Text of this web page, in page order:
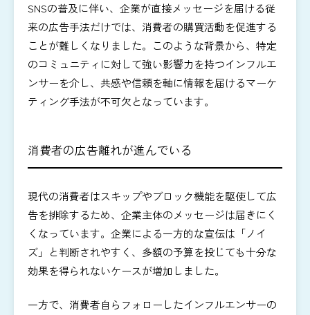
SNSの普及に伴い、企業が直接メッセージを届ける従
来の広告手法だけでは、消費者の購買活動を促進する
ことが難しくなりました。このような背景から、特定
のコミュニティに対して強い影響力を持つインフルエ
ンサーを介し、共感や信頼を軸に情報を届けるマーケ
ティング手法が不可欠となっています。
消費者の広告離れが進んでいる
現代の消費者はスキップやブロック機能を駆使して広
告を排除するため、企業主体のメッセージは届きにく
くなっています。企業による一方的な宣伝は「ノイ
ズ」と判断されやすく、多額の予算を投じても十分な
効果を得られないケースが増加しました。
一方で、消費者自らフォローしたインフルエンサーの